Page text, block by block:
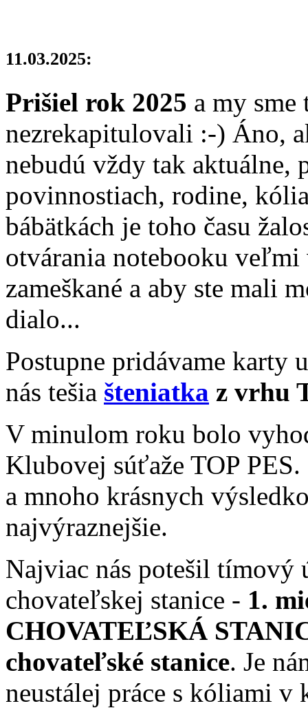
11.03.2025:
Prišiel rok 2025 a my sme
nezrekapitulovali :-) Áno,
nebudú vždy tak aktuálne,
povinnostiach, rodine,
bábätkách je toho času
otvárania notebooku
zameškané a aby ste mali
dialo...
Postupne pridávame karty
nás tešia šteniatka z vrhu
V minulom roku bolo
Klubovej súťaže TOP
a mnoho krásnych
najvýraznejšie.
Najviac nás potešil tímový
chovateľskej stanice - 1.
CHOVATEĽSKÁ
chovateľské stanice. Je
neustálej práce s kóliami v